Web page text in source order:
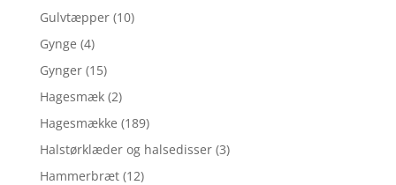
Gulvtæpper (10)
Gynge (4)
Gynger (15)
Hagesmæk (2)
Hagesmække (189)
Halstørklæder og halsedisser (3)
Hammerbræt (12)